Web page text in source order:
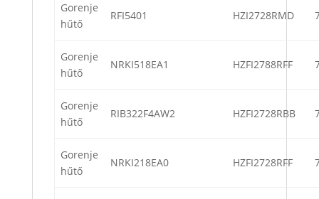
Gorenje
hűtő
RFI5401 HZI2728RMD
Gorenje
hűtő
NRKI518EA1 HZFI2788RFF
Gorenje
hűtő
RIB322F4AW2 HZFI2728RBB
Gorenje
hűtő
NRKI218EA0 HZFI2728RFF